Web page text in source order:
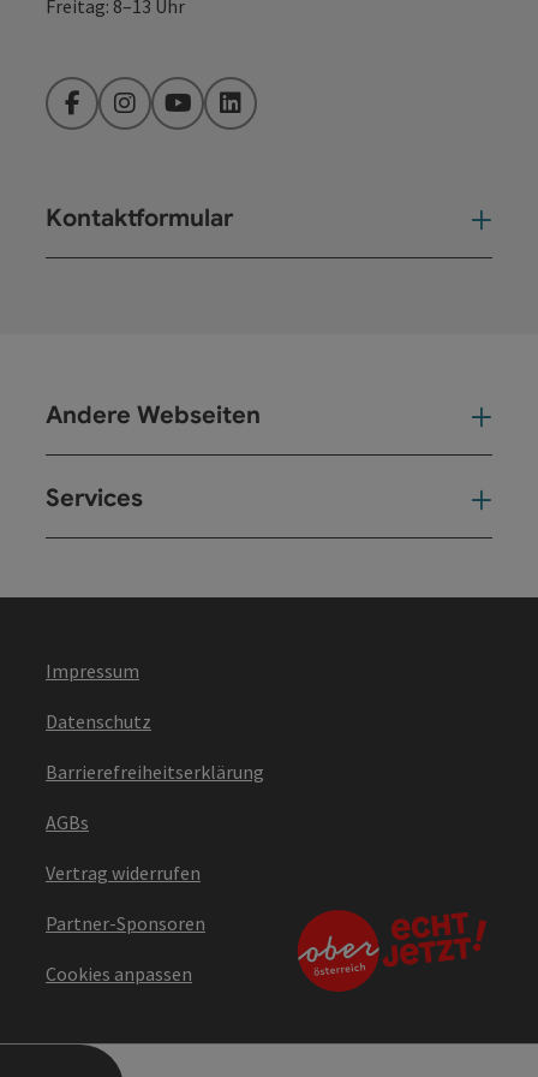
Freitag: 8–13 Uhr
FacebookInstagramYouTubeLinkedIn
Kontaktformular
Andere Webseiten
Services
Impressum
Datenschutz
Barrierefreiheitserklärung
AGBs
Vertrag widerrufen
Partner-Sponsoren
Cookies anpassen